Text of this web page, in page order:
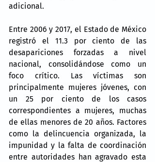
adicional.
Entre 2006 y 2017, el Estado de México
registró el 11.3 por ciento de las
desapariciones forzadas a nivel
nacional, consolidándose como un
foco crítico. Las víctimas son
principalmente mujeres jóvenes, con
un 25 por ciento de los casos
correspondientes a mujeres, muchas
de ellas menores de 20 años. Factores
como la delincuencia organizada, la
impunidad y la falta de coordinación
entre autoridades han agravado esta